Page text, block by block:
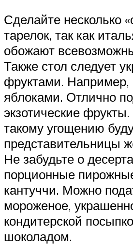
Сделайте несколько
тарелок, так как
обожают
Также стол следует
фруктами. Например,
яблоками. Отлично
экзотические
такому угощению
представительницы
Не забудьте о
порционные
кантуччи. Можно
мороженое,
кондитерской
шоколадом.